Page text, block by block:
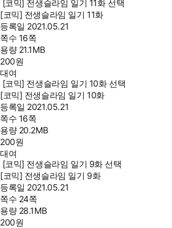
[코믹] 전생슬라임 일기 11화 선택
[코믹] 전생슬라임 일기 11화
등록일 2021.05.21
쪽수 16쪽
용량 21.1MB
200원
대여
[코믹] 전생슬라임 일기 10화 선택
[코믹] 전생슬라임 일기 10화
등록일 2021.05.21
쪽수 16쪽
용량 20.2MB
200원
대여
[코믹] 전생슬라임 일기 9화 선택
[코믹] 전생슬라임 일기 9화
등록일 2021.05.21
쪽수 24쪽
용량 28.1MB
200원